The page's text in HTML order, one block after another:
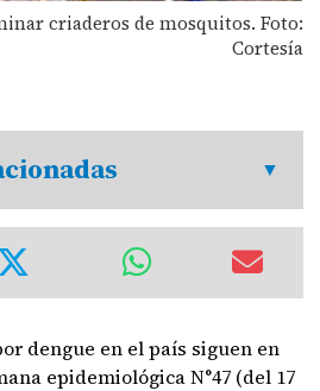
criaderos de mosquitos. Foto:
Cortesía
dengue en el país siguen en
epidemiológica N°47 (del 17